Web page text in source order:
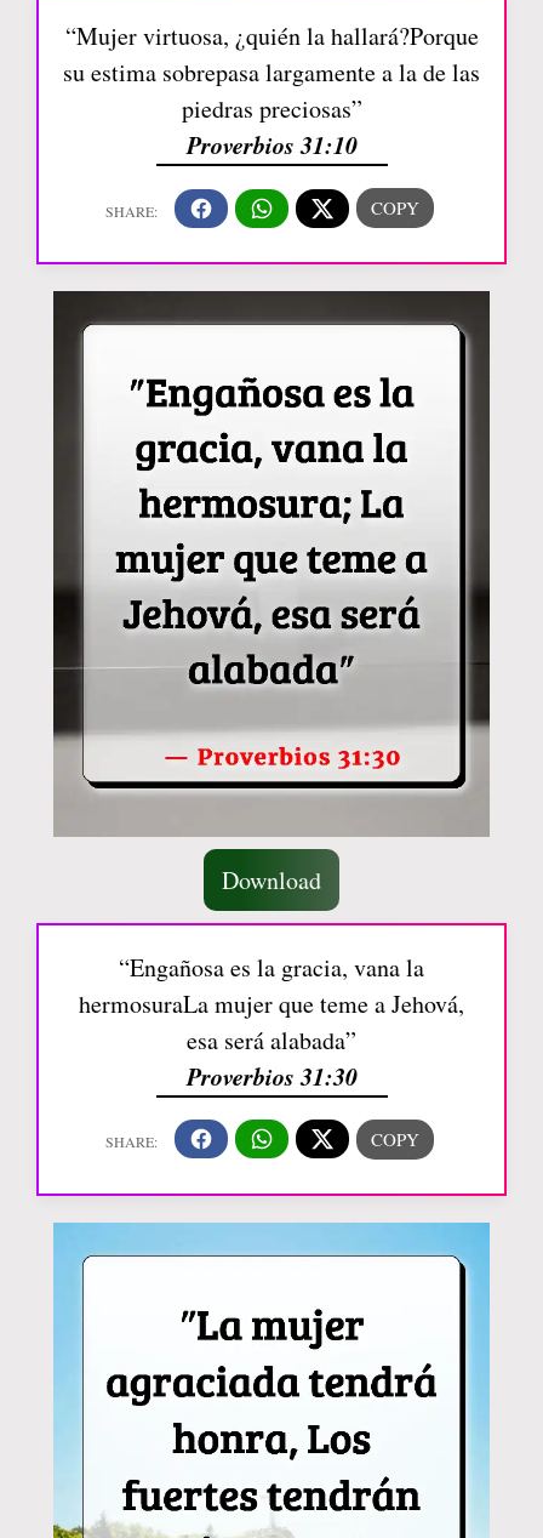
“Mujer virtuosa, ¿quién la hallará?Porque
su estima sobrepasa largamente a la de las
piedras preciosas”
Proverbios 31:10
Download
“Engañosa es la gracia, vana la
hermosuraLa mujer que teme a Jehová,
esa será alabada”
Proverbios 31:30